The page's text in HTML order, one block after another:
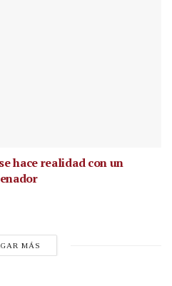
hace realidad con un
MÁS